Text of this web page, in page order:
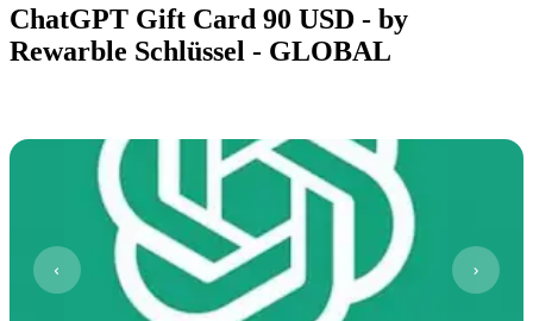
ChatGPT Gift Card 90 USD - by
Rewarble Schlüssel - GLOBAL